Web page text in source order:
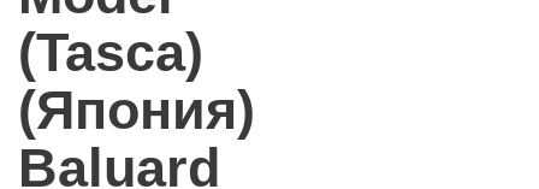
(Tasca)
(Япония)
Baluard